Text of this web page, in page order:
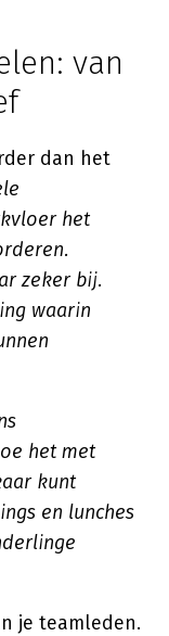
van
dan het
het
zeker bij.
waarin
het met
kunt
en lunches
je teamleden.